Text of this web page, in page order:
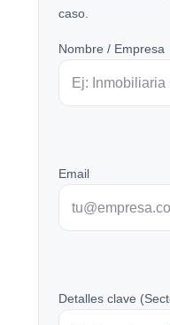
caso.
Nombre / Empresa
Email
Detalles clave